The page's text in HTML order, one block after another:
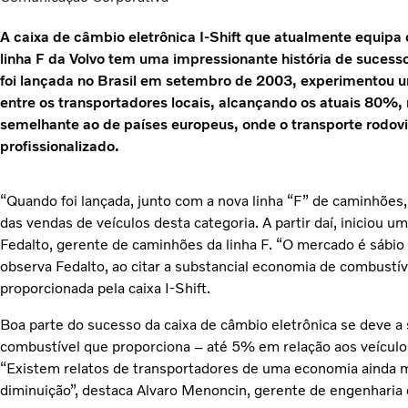
A caixa de câmbio eletrônica I-Shift que atualmente
linha F da Volvo tem uma impressionante história de
foi lançada no Brasil em setembro de 2003, experimentou
entre os transportadores locais, alcançando os atuais
semelhante ao de países europeus, onde o transporte
profissionalizado.
“Quando foi lançada, junto com a nova linha “F” de
das vendas de veículos desta categoria. A partir daí, iniciou
Fedalto, gerente de caminhões da linha F. “O mercado é
observa Fedalto, ao citar a substancial economia de
proporcionada pela caixa I-Shift.
Boa parte do sucesso da caixa de câmbio eletrônica se deve
combustível que proporciona – até 5% em relação aos
“Existem relatos de transportadores de uma economia ainda
diminuição”, destaca Alvaro Menoncin, gerente de engenharia